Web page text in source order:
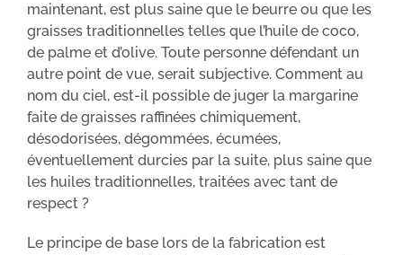
maintenant, est plus saine que le beurre ou que les
graisses traditionnelles telles que l’huile de coco,
de palme et d’olive. Toute personne défendant un
autre point de vue, serait subjective. Comment au
nom du ciel, est-il possible de juger la margarine
faite de graisses raffinées chimiquement,
désodorisées, dégommées, écumées,
éventuellement durcies par la suite, plus saine que
les huiles traditionnelles, traitées avec tant de
respect ?
Le principe de base lors de la fabrication est